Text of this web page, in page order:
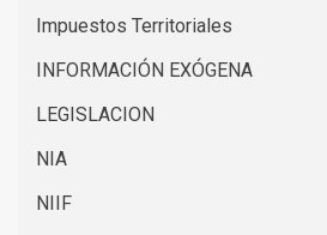
Impuestos Territoriales
INFORMACIÓN EXÓGENA
LEGISLACION
NIA
NIIF